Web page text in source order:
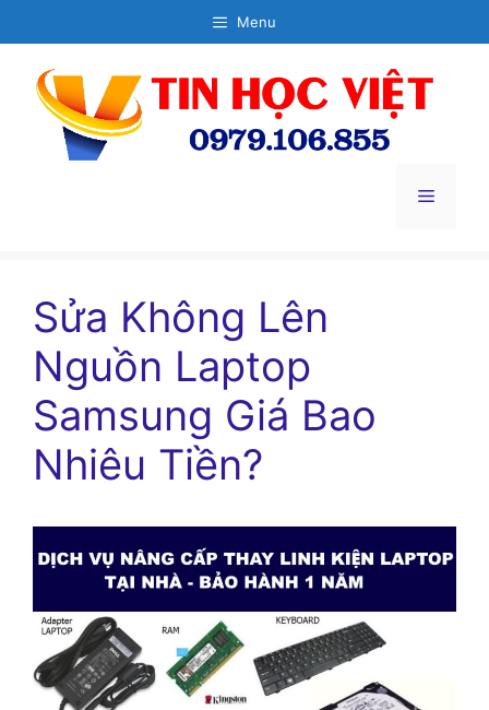
đến
dung
Menu
Menu
Sửa Không Lên
Nguồn Laptop
Samsung Giá Bao
Nhiêu Tiền?